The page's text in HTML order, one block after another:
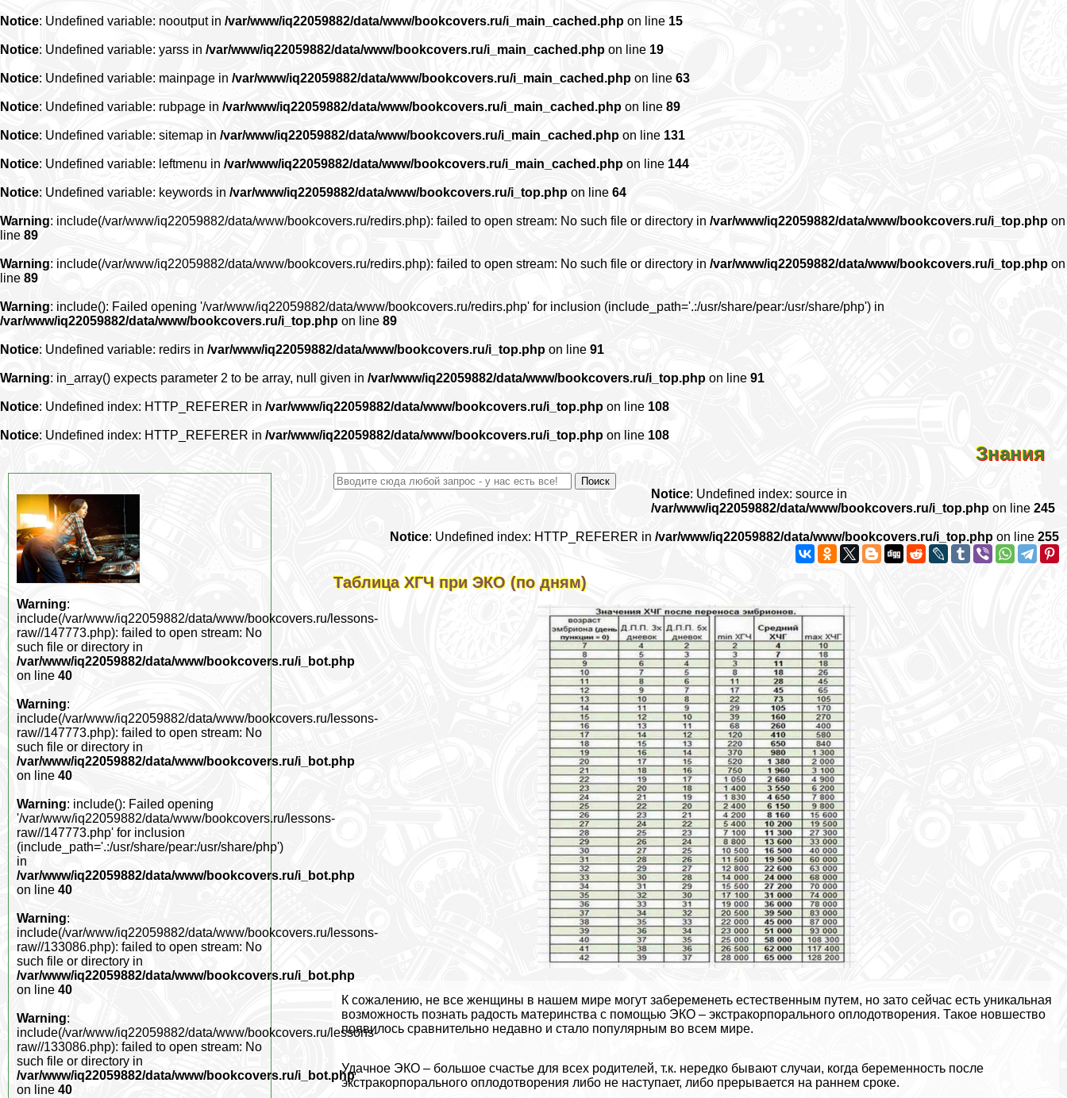
Notice: Undefined variable: nooutput in /var/www/iq22059882/data/www/bookcovers.ru/i_main_cached.php on line 15
Notice: Undefined variable: yarss in /var/www/iq22059882/data/www/bookcovers.ru/i_main_cached.php on line 19
Notice: Undefined variable: mainpage in /var/www/iq22059882/data/www/bookcovers.ru/i_main_cached.php on line 63
Notice: Undefined variable: rubpage in /var/www/iq22059882/data/www/bookcovers.ru/i_main_cached.php on line 89
Notice: Undefined variable: sitemap in /var/www/iq22059882/data/www/bookcovers.ru/i_main_cached.php on line 131
Notice: Undefined variable: leftmenu in /var/www/iq22059882/data/www/bookcovers.ru/i_main_cached.php on line 144
Notice: Undefined variable: keywords in /var/www/iq22059882/data/www/bookcovers.ru/i_top.php on line 64
Warning: include(/var/www/iq22059882/data/www/bookcovers.ru/redirs.php): failed to open stream: No such file or directory in /var/www/iq22059882/data/www/bookcovers.ru/i_top.php on
line 89
Warning: include(/var/www/iq22059882/data/www/bookcovers.ru/redirs.php): failed to open stream: No such file or directory in /var/www/iq22059882/data/www/bookcovers.ru/i_top.php on
line 89
Warning: include(): Failed opening '/var/www/iq22059882/data/www/bookcovers.ru/redirs.php' for inclusion (include_path='.:/usr/share/pear:/usr/share/php') in
/var/www/iq22059882/data/www/bookcovers.ru/i_top.php on line 89
Notice: Undefined variable: redirs in /var/www/iq22059882/data/www/bookcovers.ru/i_top.php on line 91
Warning: in_array() expects parameter 2 to be array, null given in /var/www/iq22059882/data/www/bookcovers.ru/i_top.php on line 91
Notice: Undefined index: HTTP_REFERER in /var/www/iq22059882/data/www/bookcovers.ru/i_top.php on line 108
Notice: Undefined index: HTTP_REFERER in /var/www/iq22059882/data/www/bookcovers.ru/i_top.php on line 108
Знания
Notice: Undefined index: source in
/var/www/iq22059882/data/www/bookcovers.ru/i_top.php on line245
Notice: Undefined index: HTTP_REFERER in /var/www/iq22059882/data/www/bookcovers.ru/i_top.php on line 255
Таблица ХГЧ при ЭКО (по дням)
К сожалению, не все женщины в нашем мире могут забеременеть естественным путем, но зато сейчас есть уникальная
возможность познать радость материнства с помощью ЭКО – экстpaкорпopaльного оплодотворения. Такое новшество
появилось сравнительно недавно и стало популярным во всем мире.
Удачное ЭКО – большое счастье для всех родителей, т.к. нередко бывают случаи, когда беременность после
экстpaкорпopaльного оплодотворения либо не наступает, либо прерывается на раннем сроке.
Warning:
include(/var/www/iq22059882/data/www/bookcovers.ru/lessons-
raw//147773.php): failed to open stream: No
such file or directory in
/var/www/iq22059882/data/www/bookcovers.ru/i_bot.php
on line 40
Warning:
include(/var/www/iq22059882/data/www/bookcovers.ru/lessons-
raw//147773.php): failed to open stream: No
such file or directory in
/var/www/iq22059882/data/www/bookcovers.ru/i_bot.php
on line 40
Warning: include(): Failed opening
'/var/www/iq22059882/data/www/bookcovers.ru/lessons-
raw//147773.php' for inclusion
(include_path='.:/usr/share/pear:/usr/share/php')
in
/var/www/iq22059882/data/www/bookcovers.ru/i_bot.php
on line 40
Warning:
include(/var/www/iq22059882/data/www/bookcovers.ru/lessons-
raw//133086.php): failed to open stream: No
such file or directory in
/var/www/iq22059882/data/www/bookcovers.ru/i_bot.php
on line 40
Warning:
include(/var/www/iq22059882/data/www/bookcovers.ru/lessons-
raw//133086.php): failed to open stream: No
such file or directory in
/var/www/iq22059882/data/www/bookcovers.ru/i_bot.php
on line 40